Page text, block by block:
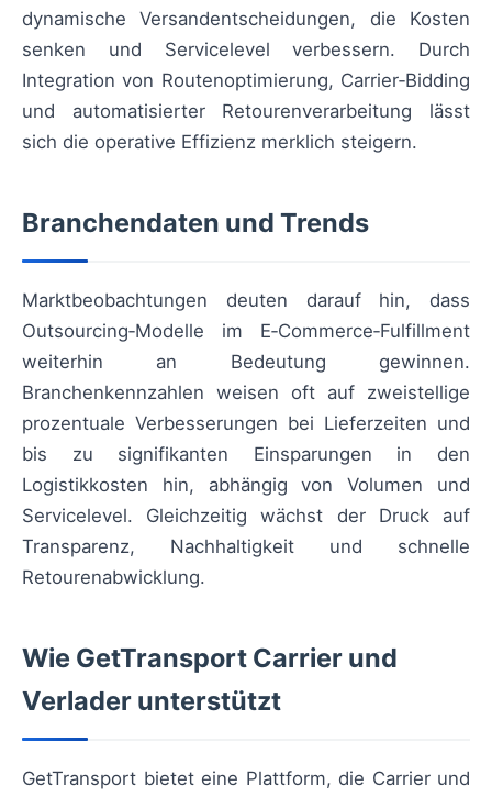
dynamische Versandentscheidungen, die Kosten
senken und Servicelevel verbessern. Durch
Integration von Routenoptimierung, Carrier‑Bidding
und automatisierter Retourenverarbeitung lässt
sich die operative Effizienz merklich steigern.
Branchendaten und Trends
Marktbeobachtungen deuten darauf hin, dass
Outsourcing‑Modelle im E‑Commerce‑Fulfillment
weiterhin an Bedeutung gewinnen.
Branchenkennzahlen weisen oft auf zweistellige
prozentuale Verbesserungen bei Lieferzeiten und
bis zu signifikanten Einsparungen in den
Logistikkosten hin, abhängig von Volumen und
Servicelevel. Gleichzeitig wächst der Druck auf
Transparenz, Nachhaltigkeit und schnelle
Retourenabwicklung.
Wie GetTransport Carrier und
Verlader unterstützt
GetTransport bietet eine Plattform, die Carrier und